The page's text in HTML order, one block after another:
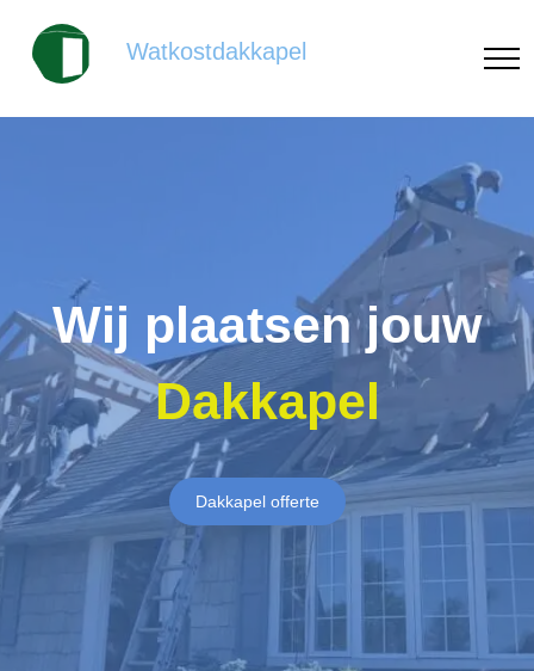
Watkostdakkapel
Wij plaatsen jouw
Dakkapel
Dakkapel offerte